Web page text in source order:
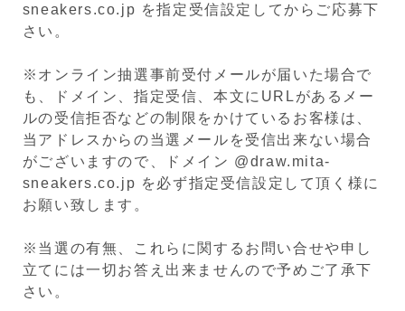
sneakers.co.jp を指定受信設定してからご応募下
さい。
※オンライン抽選事前受付メールが届いた場合で
も、ドメイン、指定受信、本文にURLがあるメー
ルの受信拒否などの制限をかけているお客様は、
当アドレスからの当選メールを受信出来ない場合
がございますので、ドメイン @draw.mita-
sneakers.co.jp を必ず指定受信設定して頂く様に
お願い致します。
※当選の有無、これらに関するお問い合せや申し
立てには一切お答え出来ませんので予めご了承下
さい。